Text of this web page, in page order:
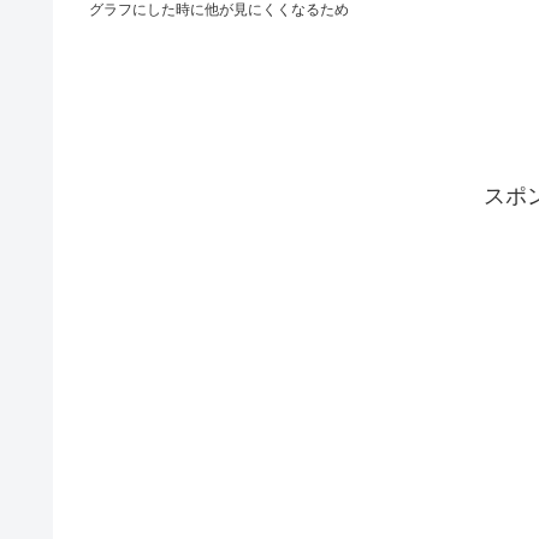
グラフにした時に他が見にくくなるため
スポ